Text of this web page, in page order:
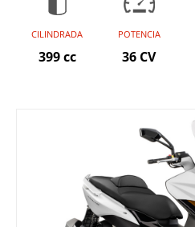
CILINDRADA
399 cc
POTENCIA
36 CV